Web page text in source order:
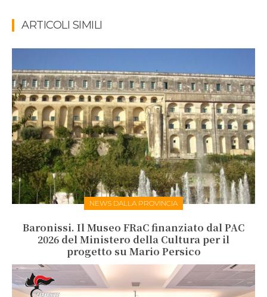
ARTICOLI SIMILI
NEWS DALLA PROVINCIA
Baronissi. Il Museo FRaC finanziato dal PAC
2026 del Ministero della Cultura per il
progetto su Mario Persico